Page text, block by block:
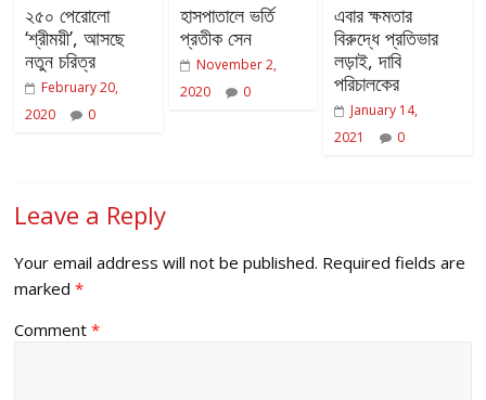
২৫০ পেরোলো
‘শ্রীময়ী’, আসছে
নতুন চরিত্র
February 20,
2020
0
হাসপাতালে ভর্তি
প্রতীক সেন
November 2,
2020
0
এবার ক্ষমতার
বিরুদ্ধে প্রতিভার
লড়াই, দাবি
পরিচালকের
January 14,
2021
0
Leave a Reply
Your email address will not be published. Required fields are
marked*
Comment*